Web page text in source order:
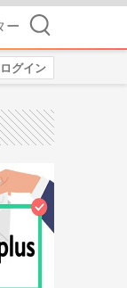
ー 検索
ログイン